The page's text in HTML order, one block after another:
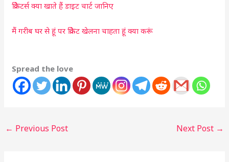
क्रिकेटर्स क्या खाते हैं डाइट चार्ट जानिए
मैं गरीब घर से हूं पर क्रिकेट खेलना चाहता हूं क्या करूं
Spread the love
← Previous Post Next Post →